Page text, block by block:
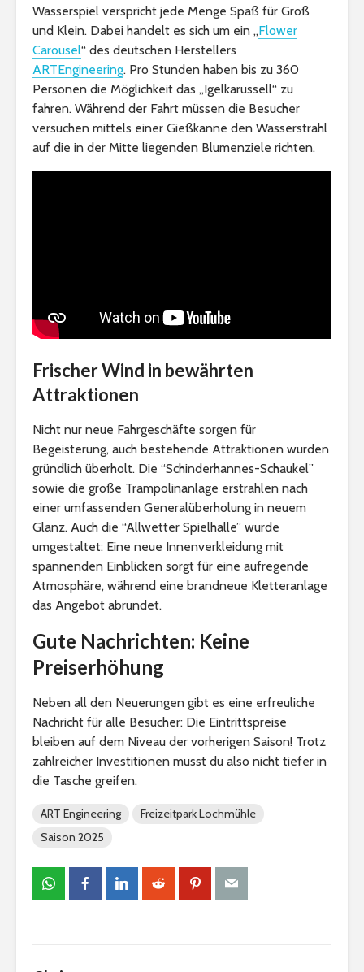
Wasserspiel verspricht jede Menge Spaß für Groß
und Klein. Dabei handelt es sich um ein „Flower
Carousel“ des deutschen Herstellers
ARTEngineering. Pro Stunden haben bis zu 360
Personen die Möglichkeit das „Igelkarussell“ zu
fahren. Während der Fahrt müssen die Besucher
versuchen mittels einer Gießkanne den Wasserstrahl
auf die in der Mitte liegenden Blumenziele richten.
Frischer Wind in bewährten
Attraktionen
Nicht nur neue Fahrgeschäfte sorgen für
Begeisterung, auch bestehende Attraktionen wurden
gründlich überholt. Die “Schinderhannes-Schaukel”
sowie die große Trampolinanlage erstrahlen nach
einer umfassenden Generalüberholung in neuem
Glanz. Auch die “Allwetter Spielhalle” wurde
umgestaltet: Eine neue Innenverkleidung mit
spannenden Einblicken sorgt für eine aufregende
Atmosphäre, während eine brandneue Kletteranlage
das Angebot abrundet.
Gute Nachrichten: Keine
Preiserhöhung
Neben all den Neuerungen gibt es eine erfreuliche
Nachricht für alle Besucher: Die Eintrittspreise
bleiben auf dem Niveau der vorherigen Saison! Trotz
zahlreicher Investitionen musst du also nicht tiefer in
die Tasche greifen.
ART Engineering
Freizeitpark Lochmühle
Saison 2025